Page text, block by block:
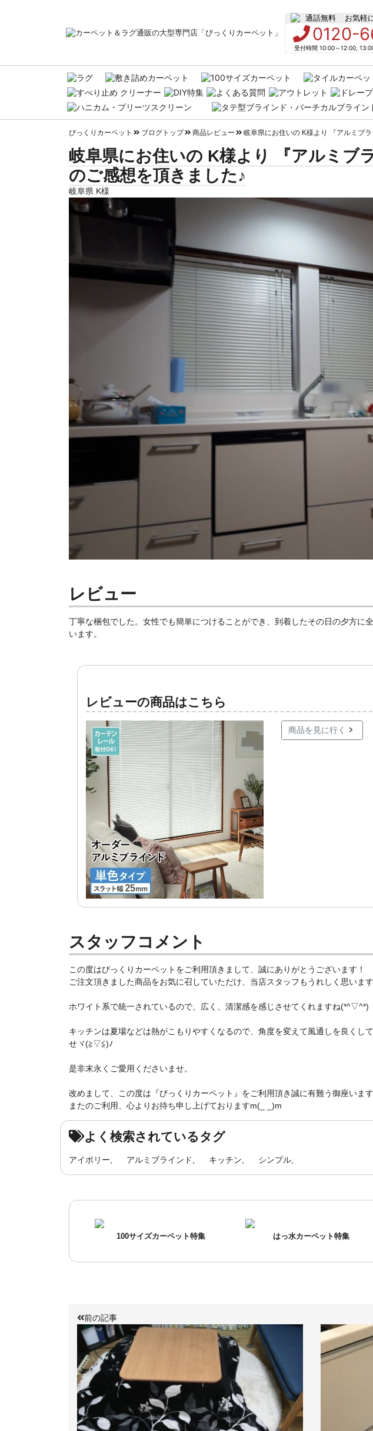
お気軽
0120-
受付時間 10:00～12:00,
びっくりカーペット ブログトップ 商品レビュー 岐阜県にお住いの K様より 『アルミブ
岐阜県にお住いの K様より 『アルミブ
のご感想を頂きました♪
岐阜県 K様
レビュー
丁寧な梱包でした。女性でも簡単につけることができ、到着したその日の夕方に
います。
レビューの商品はこちら
商品を見に行く
スタッフコメント
この度はびっくりカーペットをご利用頂きまして、誠にありがとうございます！
ご注文頂きました商品をお気に召していただけ、当店スタッフもうれしく思いま
ホワイト系で統一されているので、広く、清潔感を感じさせてくれますね(*^▽^*)
キッチンは夏場などは熱がこもりやすくなるので、角度を変えて風通しを良くし
せヾ(≧▽≦)ﾉ
是非末永くご愛用くださいませ。
改めまして、この度は『びっくりカーペット』をご利用頂き誠に有難う御座います
またのご利用、心よりお待ち申し上げておりますm(_ _)m
よく検索されているタグ
アイボリー アルミブラインド キッチン シンプル
100サイズカーペット特集 はっ水カーペット特集
前の記事